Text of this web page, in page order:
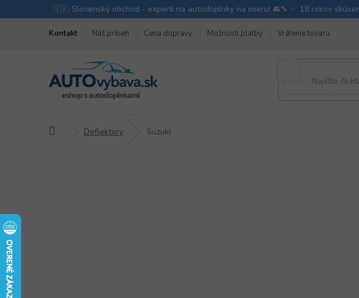
Kontakt Náš príbeh Cena dopravy Možnosti platby Vrátenie tovaru
DomovDeflektory Suzuki